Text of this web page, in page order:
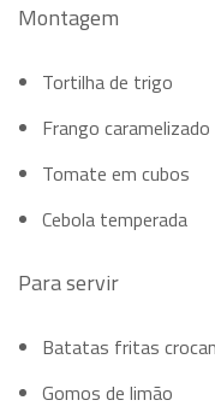
Montagem
Tortilha de trigo
Frango caramelizado
Tomate em cubos
Cebola temperada
Para servir
Batatas fritas
Gomos de limão